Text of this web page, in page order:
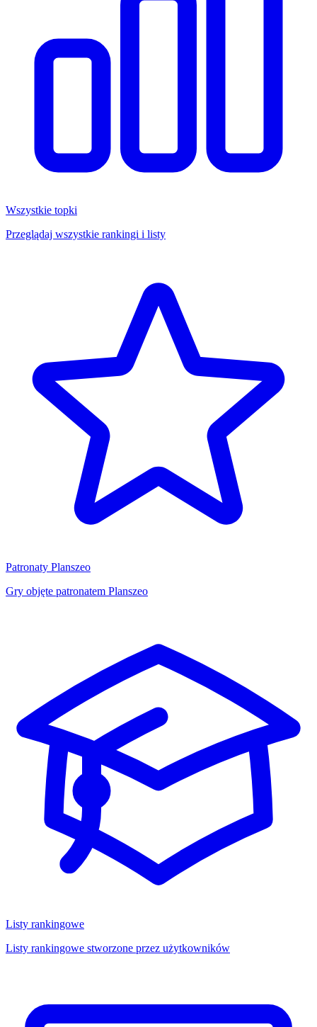
Wszystkie topki
Przeglądaj wszystkie rankingi i listy
Patronaty Planszeo
Gry objęte patronatem Planszeo
Listy rankingowe
Listy rankingowe stworzone przez użytkowników